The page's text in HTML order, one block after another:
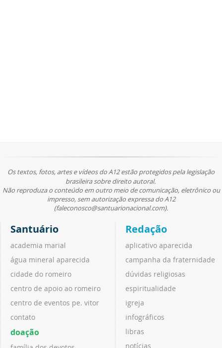
Os textos, fotos, artes e vídeos do A12 estão protegidos pela legislação
brasileira sobre direito autoral.
Não reproduza o conteúdo em outro meio de comunicação, eletrônico ou
impresso, sem autorização expressa do A12
(faleconosco@santuarionacional.com).
Santuário
academia marial
água mineral aparecida
cidade do romeiro
centro de apoio ao romeiro
centro de eventos pe. vitor
contato
doação
Redação
aplicativo aparecida
campanha da fraternidade
dúvidas religiosas
espiritualidade
igreja
infográficos
libras
notícias